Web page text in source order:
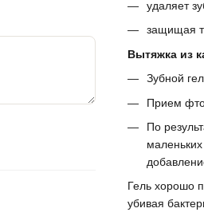
удаляет
защищая
Вытяжка из
Зубной
Прием
По
Гель хорошо
убивая